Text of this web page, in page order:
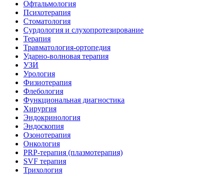
Офтальмология
Психотерапия
Стоматология
Сурдология и слухопротезирование
Терапия
Травматология-ортопедия
Ударно-волновая терапия
УЗИ
Урология
Физиотерапия
Флебология
Функциональная диагностика
Хирургия
Эндокринология
Эндоскопия
Озонотерапия
Онкология
PRP-терапия (плазмотерапия)
SVF терапия
Трихология